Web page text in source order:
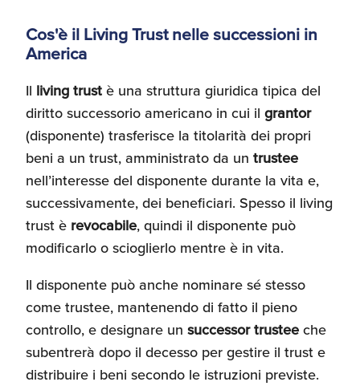
Cos'è il Living Trust nelle successioni in
America
Il living trustè una struttura giuridica tipica del
diritto successorio americano in cui il grantor
(disponente) trasferisce la titolarità dei propri
beni a un trust, amministrato da un trustee
nell’interesse del disponente durante la vita e,
successivamente, dei beneficiari. Spesso il living
trust è revocabile, quindi il disponente può
modificarlo o scioglierlo mentre è in vita.
Il disponente può anche nominare sé stesso
come trustee, mantenendo di fatto il pieno
controllo, e designare un successor trusteeche
subentrerà dopo il decesso per gestire il trust e
distribuire i beni secondo le istruzioni previste.